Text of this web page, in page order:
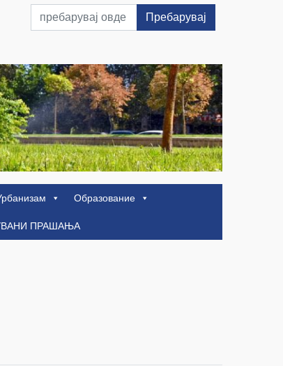
Пребарувај
Образование
ПРАШАЊА